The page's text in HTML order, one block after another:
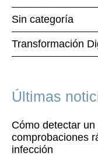
Sin categoría
Transformación
Últimas
Cómo detectar
comprobaciones
infección